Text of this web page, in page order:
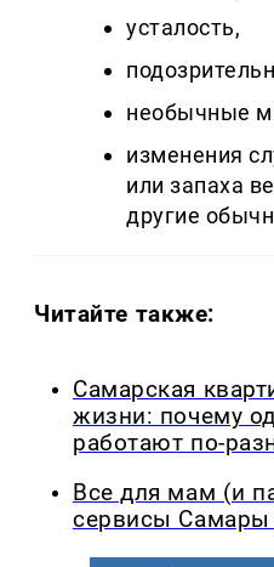
усталость,
необычные
изменения
или запаха
другие
Читайте также:
Самарская
жизни: почему
работают по-
Все для мам (и
сервисы Самары